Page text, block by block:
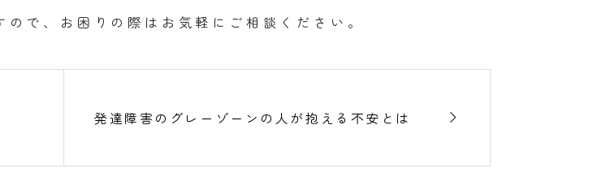
で、お困りの際はお気軽にご相談ください。
発達障害のグレーゾーンの人が抱える不安とは 